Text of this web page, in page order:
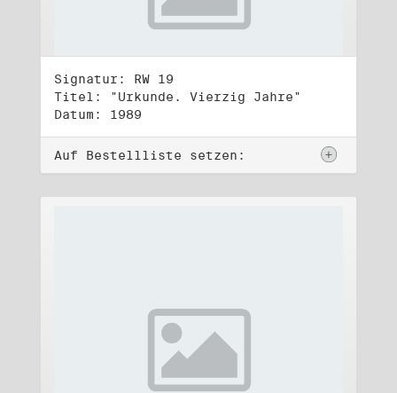
Signatur: RW 19
Titel: "Urkunde. Vierzig Jahre"
Datum: 1989
Auf Bestellliste setzen: